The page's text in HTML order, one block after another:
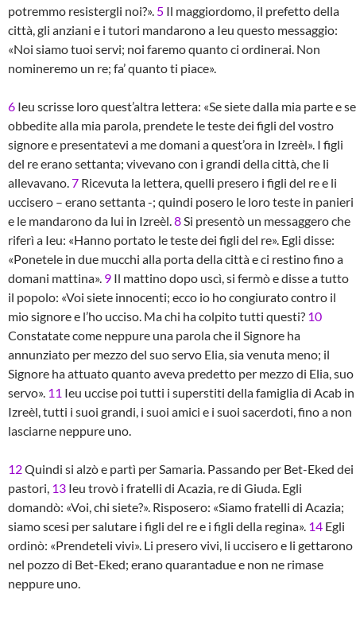
potremmo resistergli noi?». 5 Il maggiordomo, il prefetto della
città, gli anziani e i tutori mandarono a Ieu questo messaggio:
«Noi siamo tuoi servi; noi faremo quanto ci ordinerai. Non
nomineremo un re; fa’ quanto ti piace».
6 Ieu scrisse loro quest’altra lettera: «Se siete dalla mia parte e se
obbedite alla mia parola, prendete le teste dei figli del vostro
signore e presentatevi a me domani a quest’ora in Izreèl». I figli
del re erano settanta; vivevano con i grandi della città, che li
allevavano.7 Ricevuta la lettera, quelli presero i figli del re e li
uccisero – erano settanta -; quindi posero le loro teste in panieri
e le mandarono da lui in Izreèl.8Si presentò un messaggero che
riferì a Ieu: «Hanno portato le teste dei figli del re». Egli disse:
«Ponetele in due mucchi alla porta della città e ci restino fino a
domani mattina». 9 Il mattino dopo uscì, si fermò e disse a tutto
il popolo: «Voi siete innocenti; ecco io ho congiurato contro il
mio signore e l’ho ucciso. Ma chi ha colpito tutti questi? 10
Constatate come neppure una parola che il Signore ha
annunziato per mezzo del suo servo Elia, sia venuta meno; il
Signore ha attuato quanto aveva predetto per mezzo di Elia, suo
servo». 11 Ieu uccise poi tutti i superstiti della famiglia di Acab in
Izreèl, tutti i suoi grandi, i suoi amici e i suoi sacerdoti, fino a non
lasciarne neppure uno.
12Quindi si alzò e partì per Samaria. Passando per Bet-Eked dei
pastori, 13 Ieu trovò i fratelli di Acazia, re di Giuda. Egli
domandò: «Voi, chi siete?». Risposero: «Siamo fratelli di Acazia;
siamo scesi per salutare i figli del re e i figli della regina». 14 Egli
ordinò: «Prendeteli vivi». Li presero vivi, li uccisero e li gettarono
nel pozzo di Bet-Eked; erano quarantadue e non ne rimase
neppure uno.